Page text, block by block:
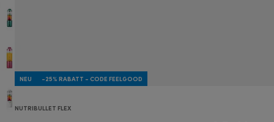
NEU -25% RABATT - CODE FEELGOOD
NUTRIBULLET FLEX